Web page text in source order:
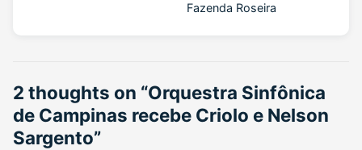
Fazenda Roseira
2 thoughts on “Orquestra Sinfônica
de Campinas recebe Criolo e Nelson
Sargento”